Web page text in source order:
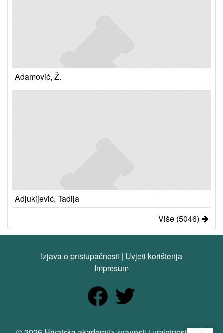
Adamović, Ž.
Adjukijević, Tadija
Više (5046)
Izjava o pristupačnosti | Uvjeti korištenja
Impresum